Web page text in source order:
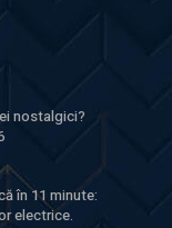
nostalgici?
în 11 minute:
electrice.